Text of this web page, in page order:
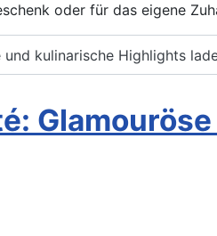
oder für das eigene
kulinarische Highlights